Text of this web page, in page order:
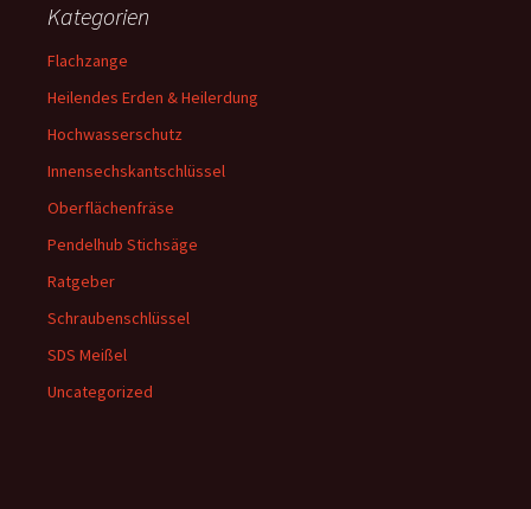
Kategorien
Flachzange
Heilendes Erden & Heilerdung
Hochwasserschutz
Innensechskantschlüssel
Oberflächenfräse
Pendelhub Stichsäge
Ratgeber
Schraubenschlüssel
SDS Meißel
Uncategorized